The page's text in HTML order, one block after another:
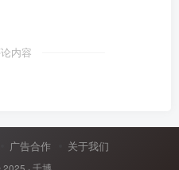
内容
广告合作 关于我们